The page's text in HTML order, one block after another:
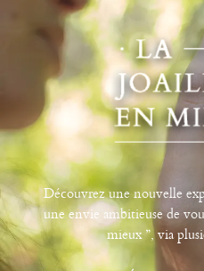
Découvrez une nouvelle
une envie ambitieuse de
mieux ”, via